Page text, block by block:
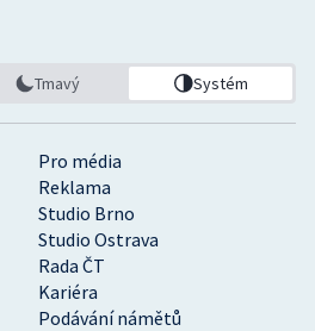
Pro média
Reklama
Studio Brno
Studio Ostrava
Rada ČT
Kariéra
Podávání námětů
Tmavý Systém